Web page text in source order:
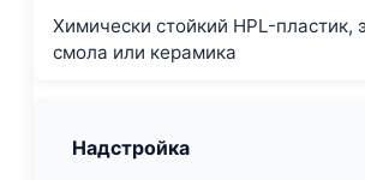
Химически стойкий HPL-пластик,
смола или керамика
Надстройка